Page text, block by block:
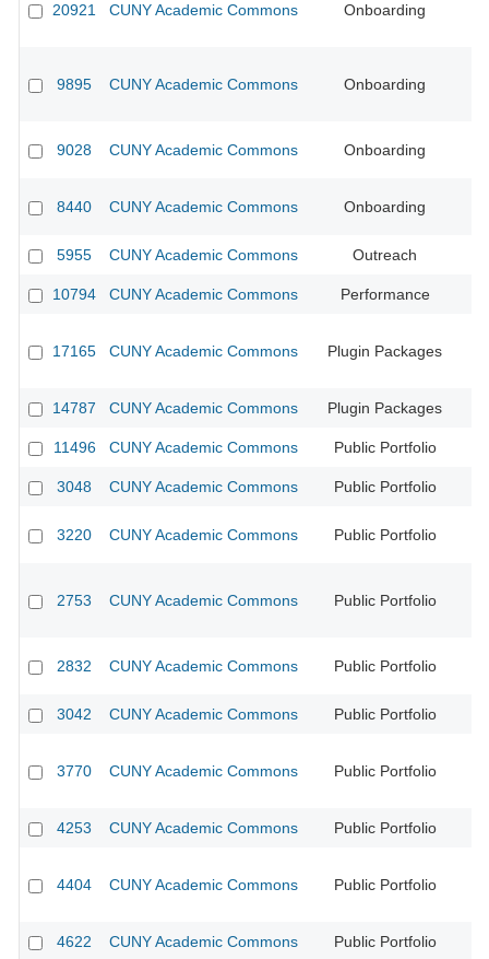
20921 CUNY Academic Commons Onboarding
9895 CUNY Academic Commons Onboarding
9028 CUNY Academic Commons Onboarding
8440 CUNY Academic Commons Onboarding
5955 CUNY Academic Commons Outreach
10794 CUNY Academic Commons Performance
17165 CUNY Academic Commons Plugin Packages
14787 CUNY Academic Commons Plugin Packages
11496 CUNY Academic Commons Public Portfolio
3048 CUNY Academic Commons Public Portfolio
3220 CUNY Academic Commons Public Portfolio
2753 CUNY Academic Commons Public Portfolio
2832 CUNY Academic Commons Public Portfolio
3042 CUNY Academic Commons Public Portfolio
3770 CUNY Academic Commons Public Portfolio
4253 CUNY Academic Commons Public Portfolio
4404 CUNY Academic Commons Public Portfolio
4622 CUNY Academic Commons Public Portfolio